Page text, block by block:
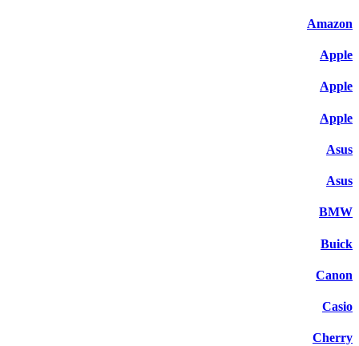
Amazon
Apple
Apple
Apple
Asus
Asus
BMW
Buick
Canon
Casio
Cherry